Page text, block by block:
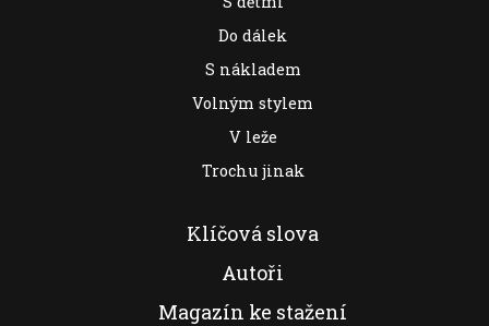
Do dálek
S nákladem
Volným stylem
V leže
Trochu jinak
Klíčová slova
Autoři
Magazín ke stažení